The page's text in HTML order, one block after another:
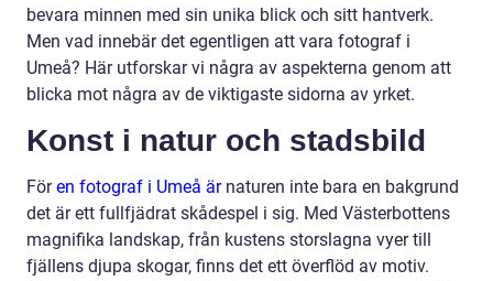
bevara minnen med sin unika blick och sitt hantverk.
Men vad innebär det egentligen att vara fotograf i
Umeå? Här utforskar vi några av aspekterna genom att
blicka mot några av de viktigaste sidorna av yrket.
Konst i natur och stadsbild
Fören fotograf i Umeå ärnaturen inte bara en bakgrund
det är ett fullfjädrat skådespel i sig. Med Västerbottens
magnifika landskap, från kustens storslagna vyer till
fjällens djupa skogar, finns det ett överflöd av motiv.